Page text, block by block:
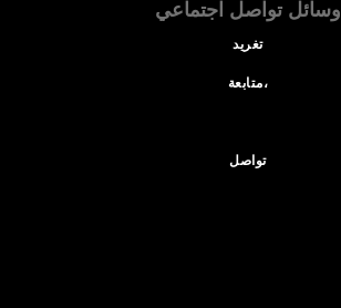
وسائل تواصل اجتماعي
تغريد
متابعة،
تواصل